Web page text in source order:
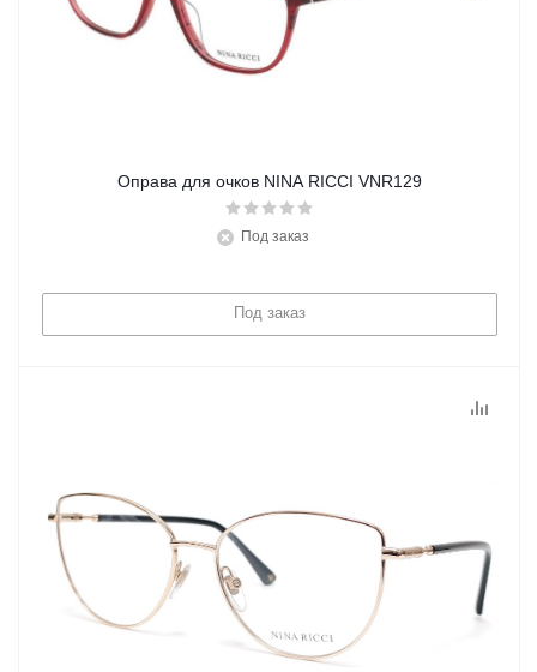
Оправа для очков NINA RICCI VNR129
Под заказ
Под заказ